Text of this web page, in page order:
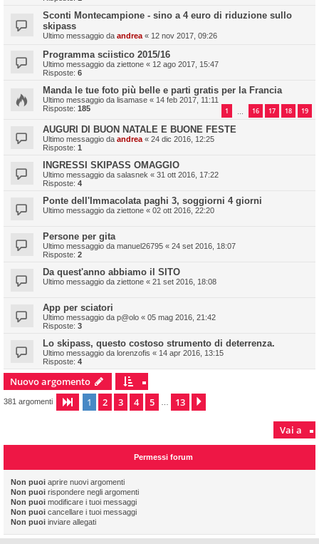
Sconti Montecampione - sino a 4 euro di riduzione sullo
skipass
Ultimo messaggio da andrea « 12 nov 2017, 09:26
Programma sciistico 2015/16
Ultimo messaggio da ziettone « 12 ago 2017, 15:47
Risposte: 6
Manda le tue foto più belle e parti gratis per la Francia
Ultimo messaggio da lisamase « 14 feb 2017, 11:11
Risposte: 185 1 16 17 18 19
AUGURI DI BUON NATALE E BUONE FESTE
Ultimo messaggio da andrea« 24 dic 2016, 12:25
Risposte: 1
INGRESSI SKIPASS OMAGGIO
Ultimo messaggio da salasnek « 31 ott 2016, 17:22
Risposte: 4
Ponte dell'Immacolata paghi 3, soggiorni 4 giorni
Ultimo messaggio da ziettone « 02 ott 2016, 22:20
Persone per gita
Ultimo messaggio da manuel26795 « 24 set 2016, 18:07
Risposte: 2
Da quest'anno abbiamo il SITO
Ultimo messaggio da ziettone « 21 set 2016, 18:08
App per sciatori
Ultimo messaggio da p@olo « 05 mag 2016, 21:42
Risposte: 3
Lo skipass, questo costoso strumento di deterrenza.
Ultimo messaggio da lorenzofis « 14 apr 2016, 13:15
Risposte: 4
Nuovo argomento
381 argomenti Pagina di 13
1 2 3 4 5 … 13
Vai a
Permessi forum
Non puoi aprire nuovi argomenti
Non puoi rispondere negli argomenti
Non puoi modificare i tuoi messaggi
Non puoi cancellare i tuoi messaggi
Non puoi inviare allegati